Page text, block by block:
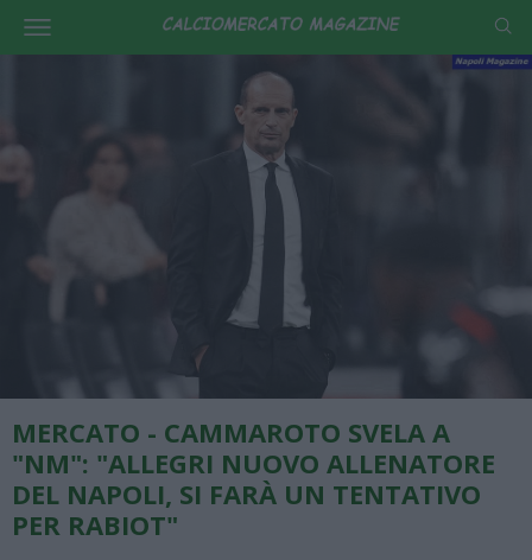
MERCATO - CAMMAROTO SVELA A
"NM": "ALLEGRI NUOVO ALLENATORE
DEL NAPOLI, SI FARÀ UN TENTATIVO
PER RABIOT"